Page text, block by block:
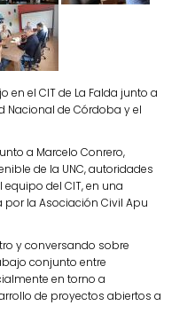
en el CIT de La Falda junto a
Nacional de Córdoba y el
a Marcelo Conrero,
de la UNC, autoridades
del CIT, en una
la Asociación Civil Apu
y conversando sobre
conjunto entre
en torno a
de proyectos abiertos a